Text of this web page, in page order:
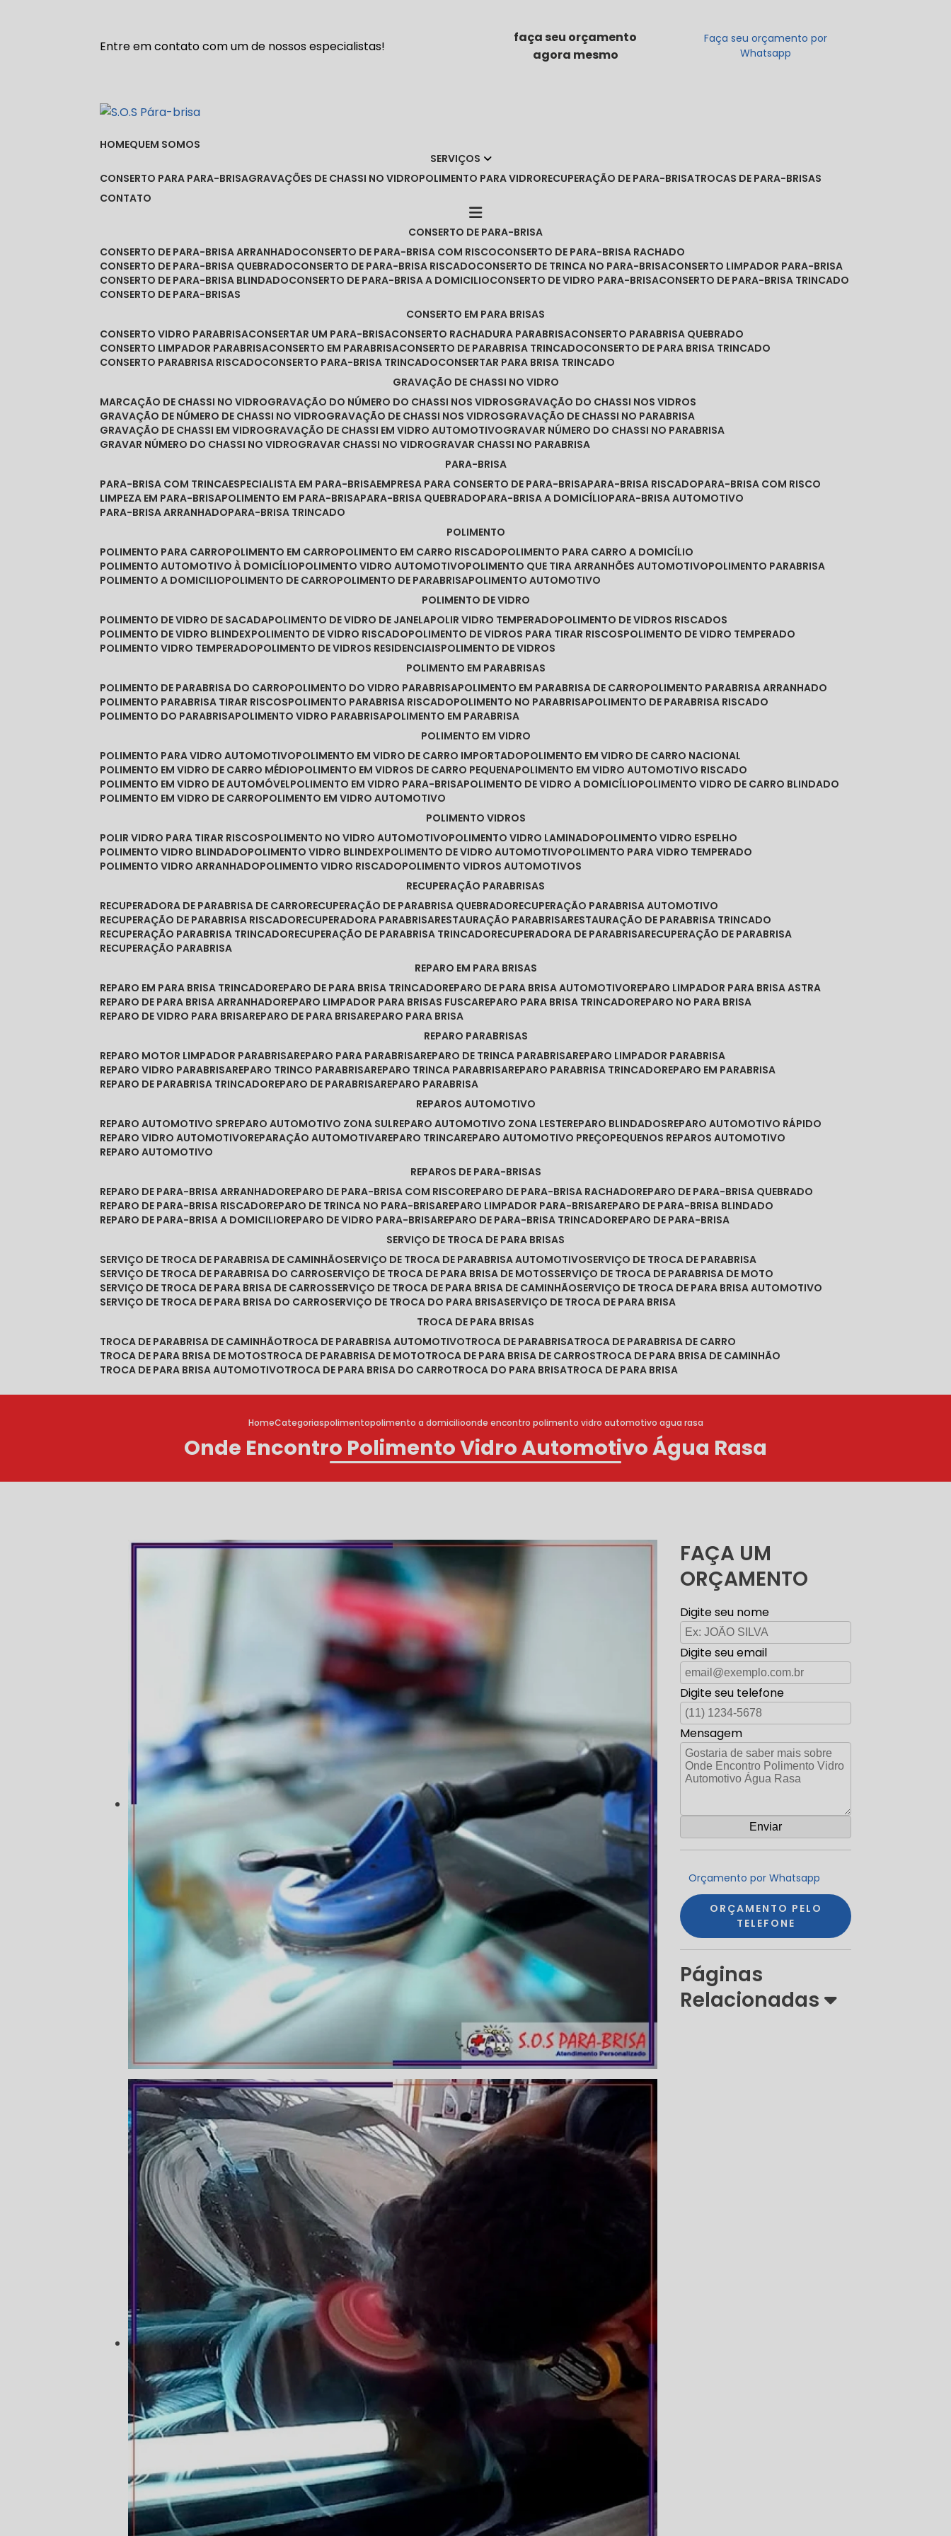
Entre em contato com um de nossos especialistas!
faça seu orçamento
agora mesmo
Faça seu orçamento por
Whatsapp
HOME
QUEM SOMOS
SERVIÇOS
CONSERTO PARA PARA-BRISA
GRAVAÇÕES DE CHASSI NO VIDRO POLIMENTO PARA VIDRO RECUPERAÇÃO DE PARA-BRISA TROCAS DE PARA-BRISAS
CONTATO
CONSERTO DE PARA-BRISA
CONSERTO DE PARA-BRISA ARRANHADO
CONSERTO DE PARA-BRISA COM RISCO
CONSERTO DE PARA-BRISA RACHADO
CONSERTO DE PARA-BRISA QUEBRADO
CONSERTO DE PARA-BRISA RISCADO CONSERTO DE TRINCA NO PARA-BRISA CONSERTO LIMPADOR PARA-BRISA
CONSERTO DE PARA-BRISA BLINDADO
CONSERTO DE PARA-BRISA A DOMICILIO CONSERTO DE VIDRO PARA-BRISA CONSERTO DE PARA-BRISA TRINCADO
CONSERTO DE PARA-BRISAS
CONSERTO EM PARA BRISAS
CONSERTO VIDRO PARABRISA CONSERTAR UM PARA-BRISA CONSERTO RACHADURA PARABRISA CONSERTO PARABRISA QUEBRADO
CONSERTO LIMPADOR PARABRISA CONSERTO EM PARABRISA CONSERTO DE PARABRISA TRINCADO
CONSERTO DE PARA BRISA TRINCADO
CONSERTO PARABRISA RISCADO
CONSERTO PARA-BRISA TRINCADO
CONSERTAR PARA BRISA TRINCADO
GRAVAÇÃO DE CHASSI NO VIDRO
MARCAÇÃO DE CHASSI NO VIDRO
GRAVAÇÃO DO NÚMERO DO CHASSI NOS VIDROS
GRAVAÇÃO DO CHASSI NOS VIDROS
GRAVAÇÃO DE NÚMERO DE CHASSI NO VIDRO
GRAVAÇÃO DE CHASSI NOS VIDROS
GRAVAÇÃO DE CHASSI NO PARABRISA
GRAVAÇÃO DE CHASSI EM VIDRO
GRAVAÇÃO DE CHASSI EM VIDRO AUTOMOTIVO
GRAVAR NÚMERO DO CHASSI NO PARABRISA
GRAVAR NÚMERO DO CHASSI NO VIDRO
GRAVAR CHASSI NO VIDRO
GRAVAR CHASSI NO PARABRISA
PARA-BRISA
PARA-BRISA COM TRINCA ESPECIALISTA EM PARA-BRISA EMPRESA PARA CONSERTO DE PARA-BRISA PARA-BRISA RISCADO PARA-BRISA COM RISCO
LIMPEZA EM PARA-BRISA POLIMENTO EM PARA-BRISA PARA-BRISA QUEBRADO PARA-BRISA A DOMICÍLIO PARA-BRISA AUTOMOTIVO
PARA-BRISA ARRANHADO PARA-BRISA TRINCADO
POLIMENTO
POLIMENTO PARA CARRO POLIMENTO EM CARRO POLIMENTO EM CARRO RISCADO POLIMENTO PARA CARRO A DOMICÍLIO
POLIMENTO AUTOMOTIVO À DOMICÍLIO POLIMENTO VIDRO AUTOMOTIVO POLIMENTO QUE TIRA ARRANHÕES AUTOMOTIVO POLIMENTO PARABRISA
POLIMENTO A DOMICILIO POLIMENTO DE CARRO POLIMENTO DE PARABRISA POLIMENTO AUTOMOTIVO
POLIMENTO DE VIDRO
POLIMENTO DE VIDRO DE SACADA POLIMENTO DE VIDRO DE JANELA POLIR VIDRO TEMPERADO POLIMENTO DE VIDROS RISCADOS
POLIMENTO DE VIDRO BLINDEX POLIMENTO DE VIDRO RISCADO POLIMENTO DE VIDROS PARA TIRAR RISCOS POLIMENTO DE VIDRO TEMPERADO
POLIMENTO VIDRO TEMPERADO POLIMENTO DE VIDROS RESIDENCIAIS POLIMENTO DE VIDROS
POLIMENTO EM PARABRISAS
POLIMENTO DE PARABRISA DO CARRO POLIMENTO DO VIDRO PARABRISA POLIMENTO EM PARABRISA DE CARRO POLIMENTO PARABRISA ARRANHADO
POLIMENTO PARABRISA TIRAR RISCOS POLIMENTO PARABRISA RISCADO POLIMENTO NO PARABRISA POLIMENTO DE PARABRISA RISCADO
POLIMENTO DO PARABRISA POLIMENTO VIDRO PARABRISA POLIMENTO EM PARABRISA
POLIMENTO EM VIDRO
POLIMENTO PARA VIDRO AUTOMOTIVO POLIMENTO EM VIDRO DE CARRO IMPORTADO POLIMENTO EM VIDRO DE CARRO NACIONAL
POLIMENTO EM VIDRO DE CARRO MÉDIO POLIMENTO EM VIDROS DE CARRO PEQUENA POLIMENTO EM VIDRO AUTOMOTIVO RISCADO
POLIMENTO EM VIDRO DE AUTOMÓVEL POLIMENTO EM VIDRO PARA-BRISA POLIMENTO DE VIDRO A DOMICÍLIO POLIMENTO VIDRO DE CARRO BLINDADO
POLIMENTO EM VIDRO DE CARRO POLIMENTO EM VIDRO AUTOMOTIVO
POLIMENTO VIDROS
POLIR VIDRO PARA TIRAR RISCOS POLIMENTO NO VIDRO AUTOMOTIVO POLIMENTO VIDRO LAMINADO POLIMENTO VIDRO ESPELHO
POLIMENTO VIDRO BLINDADO POLIMENTO VIDRO BLINDEX POLIMENTO DE VIDRO AUTOMOTIVO POLIMENTO PARA VIDRO TEMPERADO
POLIMENTO VIDRO ARRANHADO POLIMENTO VIDRO RISCADO POLIMENTO VIDROS AUTOMOTIVOS
RECUPERAÇÃO PARABRISAS
RECUPERADORA DE PARABRISA DE CARRO RECUPERAÇÃO DE PARABRISA QUEBRADO RECUPERAÇÃO PARABRISA AUTOMOTIVO
RECUPERAÇÃO DE PARABRISA RISCADO RECUPERADORA PARABRISA RESTAURAÇÃO PARABRISA RESTAURAÇÃO DE PARABRISA TRINCADO
RECUPERAÇÃO PARABRISA TRINCADO RECUPERAÇÃO DE PARABRISA TRINCADO RECUPERADORA DE PARABRISA RECUPERAÇÃO DE PARABRISA
RECUPERAÇÃO PARABRISA
REPARO EM PARA BRISAS
REPARO EM PARA BRISA TRINCADO REPARO DE PARA BRISA TRINCADO REPARO DE PARA BRISA AUTOMOTIVO REPARO LIMPADOR PARA BRISA ASTRA
REPARO DE PARA BRISA ARRANHADO REPARO LIMPADOR PARA BRISAS FUSCA REPARO PARA BRISA TRINCADO REPARO NO PARA BRISA
REPARO DE VIDRO PARA BRISA REPARO DE PARA BRISA REPARO PARA BRISA
REPARO PARABRISAS
REPARO MOTOR LIMPADOR PARABRISA REPARO PARA PARABRISA REPARO DE TRINCA PARABRISA REPARO LIMPADOR PARABRISA
REPARO VIDRO PARABRISA REPARO TRINCO PARABRISA REPARO TRINCA PARABRISA REPARO PARABRISA TRINCADO REPARO EM PARABRISA
REPARO DE PARABRISA TRINCADO REPARO DE PARABRISA REPARO PARABRISA
REPAROS AUTOMOTIVO
REPARO AUTOMOTIVO SP REPARO AUTOMOTIVO ZONA SUL REPARO AUTOMOTIVO ZONA LESTE REPARO BLINDADOS REPARO AUTOMOTIVO RÁPIDO
REPARO VIDRO AUTOMOTIVO REPARAÇÃO AUTOMOTIVA REPARO TRINCA REPARO AUTOMOTIVO PREÇO PEQUENOS REPAROS AUTOMOTIVO
REPARO AUTOMOTIVO
REPAROS DE PARA-BRISAS
REPARO DE PARA-BRISA ARRANHADO REPARO DE PARA-BRISA COM RISCO REPARO DE PARA-BRISA RACHADO REPARO DE PARA-BRISA QUEBRADO
REPARO DE PARA-BRISA RISCADO REPARO DE TRINCA NO PARA-BRISA REPARO LIMPADOR PARA-BRISA REPARO DE PARA-BRISA BLINDADO
REPARO DE PARA-BRISA A DOMICILIO REPARO DE VIDRO PARA-BRISA REPARO DE PARA-BRISA TRINCADO REPARO DE PARA-BRISA
SERVIÇO DE TROCA DE PARA BRISAS
SERVIÇO DE TROCA DE PARABRISA DE CAMINHÃO SERVIÇO DE TROCA DE PARABRISA AUTOMOTIVO SERVIÇO DE TROCA DE PARABRISA
SERVIÇO DE TROCA DE PARABRISA DO CARRO SERVIÇO DE TROCA DE PARA BRISA DE MOTOS SERVIÇO DE TROCA DE PARABRISA DE MOTO
SERVIÇO DE TROCA DE PARA BRISA DE CARROS SERVIÇO DE TROCA DE PARA BRISA DE CAMINHÃO SERVIÇO DE TROCA DE PARA BRISA AUTOMOTIVO
SERVIÇO DE TROCA DE PARA BRISA DO CARRO SERVIÇO DE TROCA DO PARA BRISA SERVIÇO DE TROCA DE PARA BRISA
TROCA DE PARA BRISAS
TROCA DE PARABRISA DE CAMINHÃO TROCA DE PARABRISA AUTOMOTIVO TROCA DE PARABRISA TROCA DE PARABRISA DE CARRO
TROCA DE PARA BRISA DE MOTOS TROCA DE PARABRISA DE MOTO TROCA DE PARA BRISA DE CARROS TROCA DE PARA BRISA DE CAMINHÃO
TROCA DE PARA BRISA AUTOMOTIVO TROCA DE PARA BRISA DO CARRO TROCA DO PARA BRISA TROCA DE PARA BRISA
HomeCategoriaspolimentopolimento a domicilioonde encontro polimento vidro automotivo agua rasa
Onde Encontro Polimento Vidro Automotivo Água Rasa
FAÇA UM
ORÇAMENTO
Digite seu nome
Digite seu email
Digite seu telefone
Mensagem
Orçamento por Whatsapp
ORÇAMENTO PELO
TELEFONE
Páginas
Relacionadas